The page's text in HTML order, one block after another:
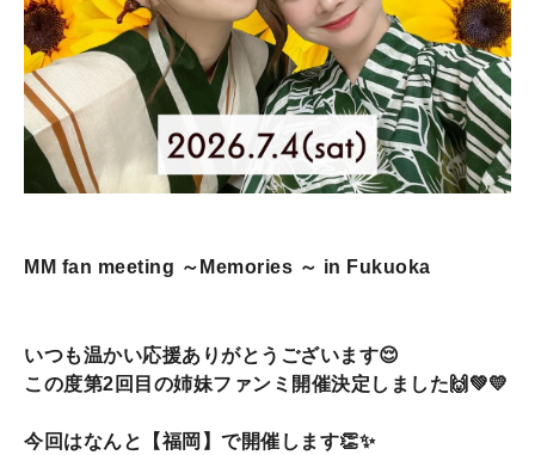
MM fan meeting ～Memories ～ in Fukuoka
いつも温かい応援ありがとうございます😌
この度第2回目の姉妹ファンミ開催決定しました🙌💚💛
今回はなんと【福岡】で開催します👏✨️